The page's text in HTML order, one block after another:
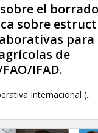
el
sobre
para
de
IFAD.
Internacional (...